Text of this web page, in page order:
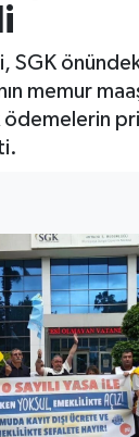
SGK
memur